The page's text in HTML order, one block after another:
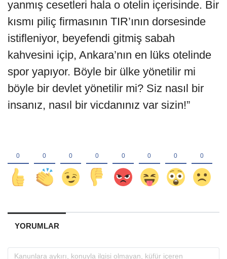
yanmış cesetleri hala o otelin içerisinde. Bir
kısmı piliç firmasının TIR’ının dorsesinde
istifleniyor, beyefendi gitmiş sabah
kahvesini içip, Ankara’nın en lüks otelinde
spor yapıyor. Böyle bir ülke yönetilir mi
böyle bir devlet yönetilir mi? Siz nasıl bir
insanız, nasıl bir vicdanınız var sizin!”
YORUMLAR